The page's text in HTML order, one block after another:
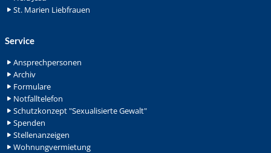
St. Marien Liebfrauen
Service
Ansprechpersonen
Archiv
Formulare
Notfalltelefon
Schutzkonzept "Sexualisierte Gewalt"
Spenden
Stellenanzeigen
Wohnungvermietung